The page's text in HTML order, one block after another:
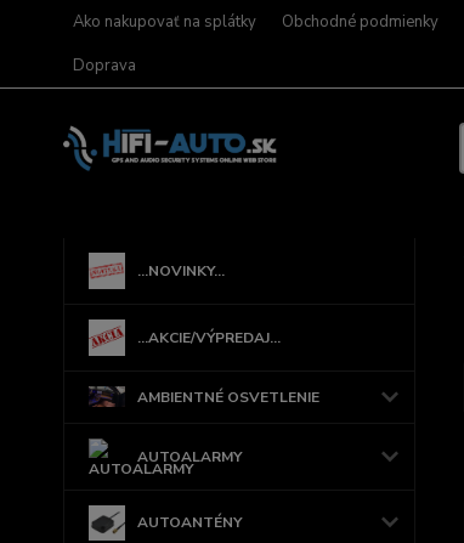
Ako nakupovať na splátky Obchodné podmienky
Doprava
...NOVINKY...
...AKCIE/VÝPREDAJ...
AMBIENTNÉ OSVETLENIE
AUTOALARMY
AUTOANTÉNY